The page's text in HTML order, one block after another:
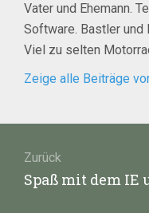
Vater und Ehemann.
Software. Bastler und
Viel zu selten
Zeige alle Beiträge
Zurück
Vorheriger
Spaß mit dem IE